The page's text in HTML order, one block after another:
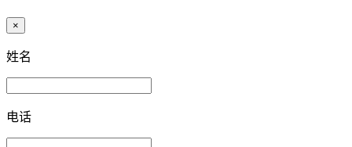
×
姓名
电话